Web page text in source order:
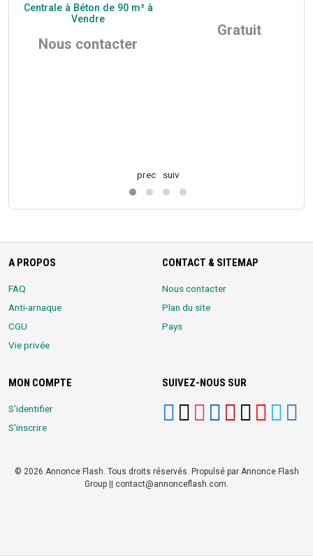
Centrale à Béton de 90 m³ à
Vendre
Nous contacter
Gratuit
prec suiv
A PROPOS
FAQ
Anti-arnaque
CGU
Vie privée
CONTACT & SITEMAP
Nous contacter
Plan du site
Pays
MON COMPTE
S'identifier
S'inscrire
SUIVEZ-NOUS SUR
© 2026 Annonce Flash. Tous droits réservés. Propulsé par Annonce Flash
Group || contact@annonceflash.com.